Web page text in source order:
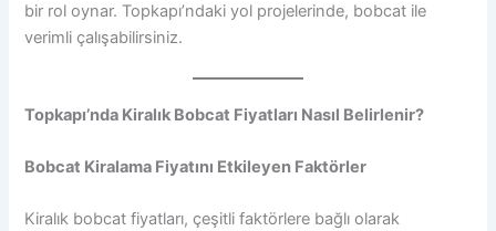
bir rol oynar. Topkapı’ndaki yol projelerinde, bobcat ile
verimli çalışabilirsiniz.
Topkapı’nda Kiralık Bobcat Fiyatları Nasıl Belirlenir?
Bobcat Kiralama Fiyatını Etkileyen Faktörler
Kiralık bobcat fiyatları, çeşitli faktörlere bağlı olarak